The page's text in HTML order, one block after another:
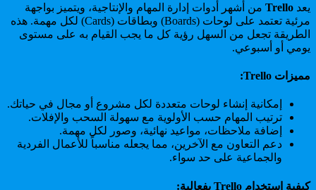
يعد Trello من أشهر أدوات إدارة المهام والإنتاجية، ويتميز بواجهة
مرئية تعتمد على لوحات (Boards) وبطاقات (Cards) لكل مهمة. هذه
الطريقة تجعل من السهل رؤية كل ما يجب القيام به على مستوى
يومي أو أسبوعي.
مميزات Trello:
إمكانية إنشاء لوحات متعددة لكل مشروع أو مجال في حياتك.
ترتيب المهام حسب الأولوية مع سهولة السحب والإفلات.
إضافة ملاحظات، مواعيد نهائية، وصور لكل مهمة.
دعم التعاون مع الآخرين، مما يجعله مناسباً للأعمال الفردية
والجماعية على حد سواء.
كيفية استخدام Trello بفعالية: